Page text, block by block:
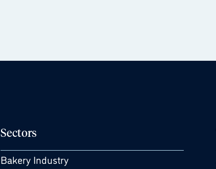
Sectors
Bakery Industry